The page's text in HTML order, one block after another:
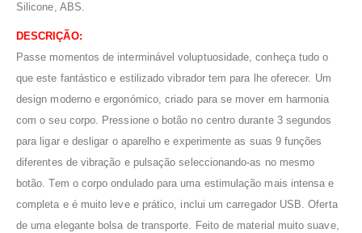
Silicone, ABS.
DESCRIÇÃO:
Passe momentos de interminável voluptuosidade, conheça tudo o
que este fantástico e estilizado vibrador tem para lhe oferecer. Um
design moderno e ergonómico, criado para se mover em harmonia
com o seu corpo. Pressione o botão no centro durante 3 segundos
para ligar e desligar o aparelho e experimente as suas 9 funções
diferentes de vibração e pulsação seleccionando-as no mesmo
botão. Tem o corpo ondulado para uma estimulação mais intensa e
completa e é muito leve e prático, inclui um carregador USB. Oferta
de uma elegante bolsa de transporte. Feito de material muito suave,